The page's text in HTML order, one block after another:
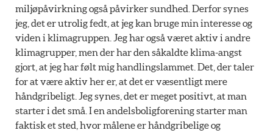
miljøpåvirkning også påvirker sundhed. Derfor synes
jeg, det er utrolig fedt, at jeg kan bruge min interesse og
viden i klimagruppen. Jeg har også været aktiv i andre
klimagrupper, men der har den såkaldte klima-angst
gjort, at jeg har følt mig handlingslammet. Det, der taler
for at være aktiv her er, at det er væsentligt mere
håndgribeligt. Jeg synes, det er meget positivt, at man
starter i det små. I en andelsboligforening starter man
faktisk et sted, hvor målene er håndgribelige og